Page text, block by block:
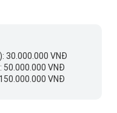
30.000.000 VNĐ
50.000.000 VNĐ
VNĐ